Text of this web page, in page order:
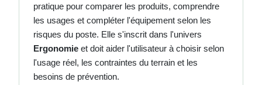
pratique pour comparer les produits, comprendre
les usages et compléter l'équipement selon les
risques du poste. Elle s'inscrit dans l'univers
Ergonomie et doit aider l'utilisateur à choisir selon
l'usage réel, les contraintes du terrain et les
besoins de prévention.